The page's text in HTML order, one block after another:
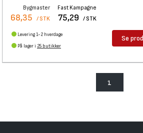
Bygmaster
68,35 / STK
Fast Kampagne
75,29 / STK
Levering 1-2 hverdage
På lager i 25 butikker
Se
1